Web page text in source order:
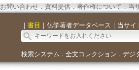
お問い合わせ． 資料提供．著作権について．当
｜ 書目 ｜ 仏学著者データベース ｜ 当サイ
検索システム ． 全文コレクション ． デジ